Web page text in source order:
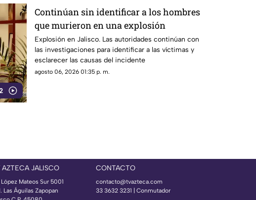
Continúan sin identificar a los hombres
que murieron en una explosión
Explosión en Jalisco. Las autoridades continúan con
las investigaciones para identificar a las víctimas y
esclarecer las causas del incidente
agosto 06, 2026 01:35 p. m.
AZTECA JALISCO
López Mateos Sur 5001
Las Águilas Zapopan
CONTACTO
contacto@tvazteca.com
33 3632 3231 | Conmutador